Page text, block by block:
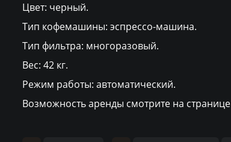
Цвет: черный.
Тип кофемашины: эспрессо-машина.
Тип фильтра: многоразовый.
Вес: 42 кг.
Режим работы: автоматический.
Возможность аренды смотрите на странице